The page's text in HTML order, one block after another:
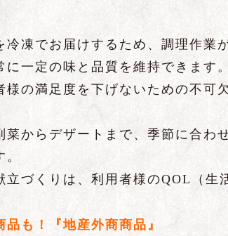
冷凍でお届けするため、調理作業
に一定の味と品質を維持できます。
様の満足度を下げないための不可
菜からデザートまで、季節に合わ
立づくりは、利用者様のQOL（生
も！『地産外商商品』